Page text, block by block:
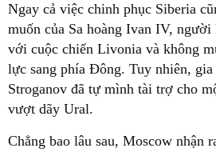
Ngay cả việc chinh phục Siberia
muốn của Sa hoàng Ivan IV,
với cuộc chiến Livonia và không
lực sang phía Đông. Tuy nhiên,
Stroganov đã tự mình tài trợ cho
vượt dãy Ural.
Chẳng bao lâu sau, Moscow nhận